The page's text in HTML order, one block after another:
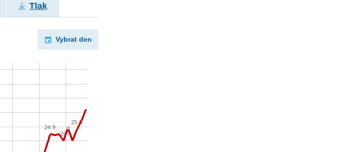
Tlak
Vybrat den